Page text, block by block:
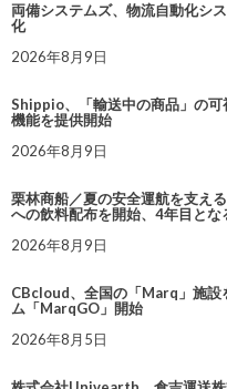
両備システムズ、物流自動化シ
化
2026年8月9日
Shippio、「輸送中の商品」の
機能を提供開始
2026年8月9日
栗林商船／夏の安全運航を支え
への飲料配布を開始、4年目と
2026年8月9日
CBcloud、全国の「Marq」施設
ム「MarqGO」開始
2026年8月5日